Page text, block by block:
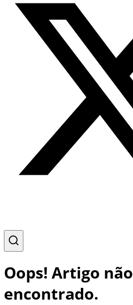
Oops! Artigo não
encontrado.